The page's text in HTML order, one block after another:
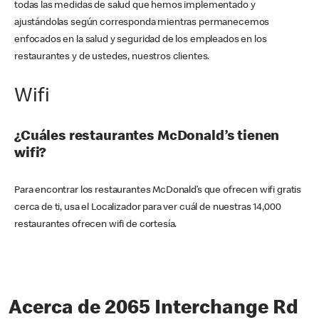
todas las medidas de salud que hemos implementado y
ajustándolas según corresponda mientras permanecemos
enfocados en la salud y seguridad de los empleados en los
restaurantes y de ustedes, nuestros clientes.
Wifi
¿Cuáles restaurantes McDonald’s tienen
wifi?
Para encontrar los restaurantes McDonald’s que ofrecen wifi gratis
cerca de ti, usa el Localizador para ver cuál de nuestras 14,000
restaurantes ofrecen wifi de cortesía.
Acerca de 2065 Interchange Rd